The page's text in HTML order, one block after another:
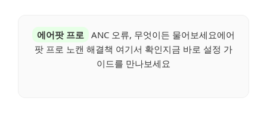
에어팟 프로
ANC 오류, 무엇이든 물어보세요에어
팟 프로 노캔 해결책 여기서 확인지금 바로 설정 가
이드를 만나보세요